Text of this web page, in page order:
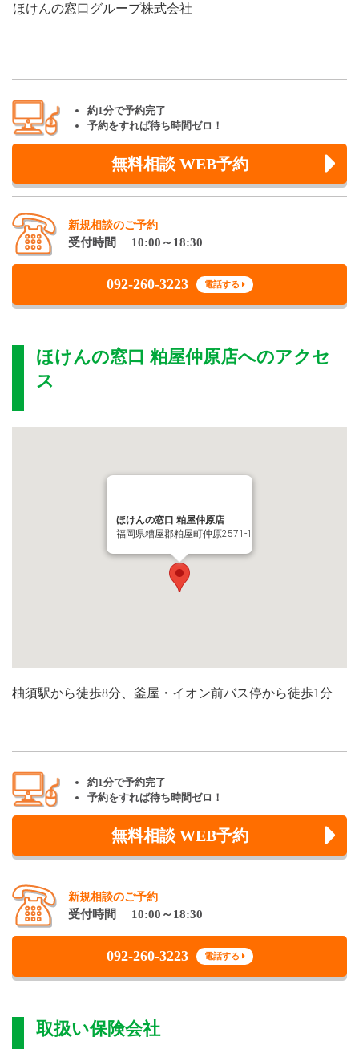
ほけんの窓口グループ株式会社
約1分で予約完了
予約をすれば待ち時間ゼロ！
無料相談 WEB予約
新規相談のご予約
受付時間 10:00～18:30
092-260-3223 電話する
ほけんの窓口 粕屋仲原店へのアクセ
ス
ほけんの窓口 粕屋仲原店
福岡県糟屋郡粕屋町仲原2571-1
柚須駅から徒歩8分、釜屋・イオン前バス停から徒歩1分
約1分で予約完了
予約をすれば待ち時間ゼロ！
無料相談 WEB予約
新規相談のご予約
受付時間 10:00～18:30
092-260-3223 電話する
取扱い保険会社